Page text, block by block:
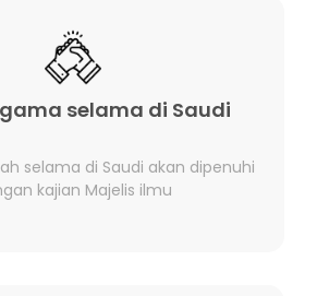
selama di Saudi
selama di Saudi akan dipenuhi
kajian Majelis ilmu